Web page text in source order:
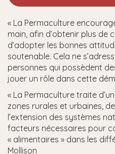
« La Permaculture
main, afin d’obtenir plus de
d’adopter les bonnes
soutenable. Cela ne
personnes qui possèdent
jouer un rôle dans cette
« La Permaculture traite
zones rurales et urbaines,
l’extension des systèmes
facteurs nécessaires pour
« alimentaires » dans les
Mollison